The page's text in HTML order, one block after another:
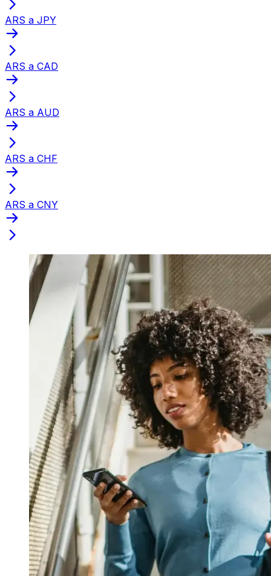
ARS a JPY
ARS a CAD
ARS a AUD
ARS a CHF
ARS a CNY